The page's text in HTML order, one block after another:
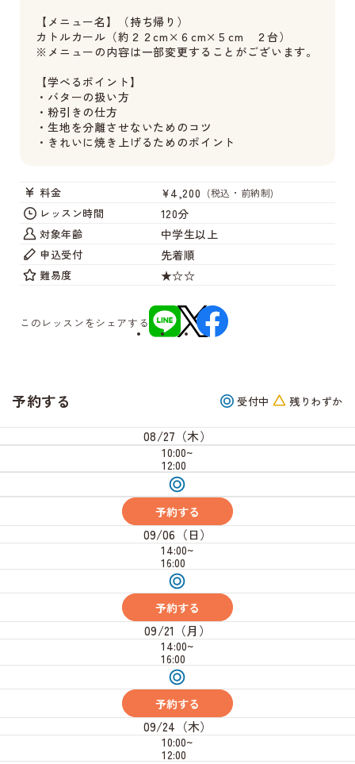
【メニュー名】（持ち帰り）
カトルカール（約２２cm×６cm×５cm ２台）
※メニューの内容は一部変更することがございます。
【学べるポイント】
・バターの扱い方
・粉引きの仕方
・生地を分離させないためのコツ
・きれいに焼き上げるためのポイント
料金 ¥4,200 (税込・前納制)
レッスン時間 120分
対象年齢 中学生以上
申込受付 先着順
難易度 ★☆☆
このレッスンをシェアする
予約する 受付中 残りわずか
08/27（木）
10:00~
12:00
受
付
予約する
09/06（日）
14:00~
16:00
受
付
予約する
09/21（月）
14:00~
16:00
受
付
予約する
09/24（木）
10:00~
12:00